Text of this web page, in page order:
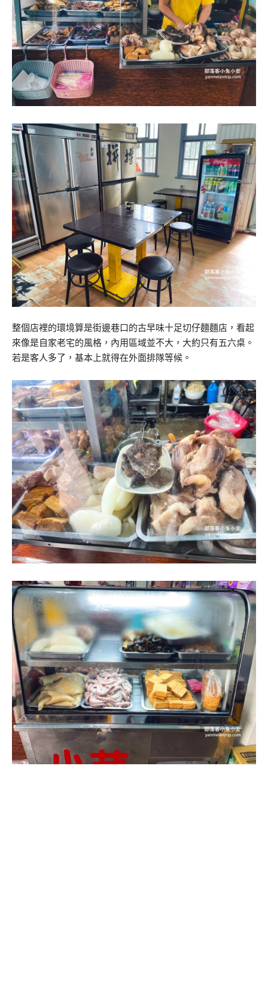
整個店裡的環境算是街邊巷口的古早味十足切仔麵麵店，看起
來像是自家老宅的風格，內用區域並不大，大約只有五六桌。
若是客人多了，基本上就得在外面排隊等候。